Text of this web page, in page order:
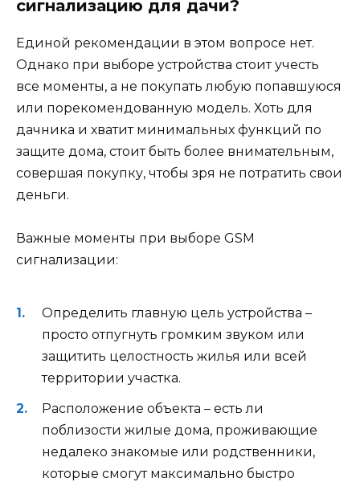
сигнализацию для дачи?
Единой рекомендации в этом вопросе нет.
Однако при выборе устройства стоит учесть
все моменты, а не покупать любую попавшуюся
или порекомендованную модель. Хоть для
дачника и хватит минимальных функций по
защите дома, стоит быть более внимательным,
совершая покупку, чтобы зря не потратить свои
деньги.
Важные моменты при выборе GSM
сигнализации:
Определить главную цель устройства –
просто отпугнуть громким звуком или
защитить целостность жилья или всей
территории участка.
Расположение объекта – есть ли
поблизости жилые дома, проживающие
недалеко знакомые или родственники,
которые смогут максимально быстро